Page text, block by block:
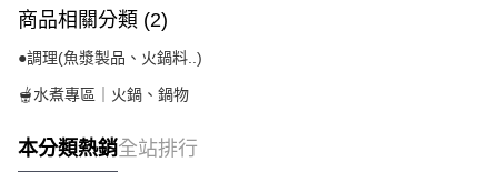
商品相關分類 (2)
●調理(魚漿製品、火鍋料..)
🫕水煮專區｜火鍋、鍋物
本分類熱銷全站排行